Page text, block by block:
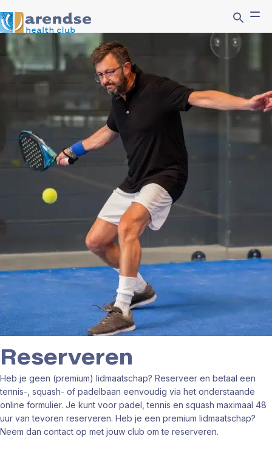
Reserveren
Heb je geen (premium) lidmaatschap? Reserveer en betaal een
tennis-, squash- of padelbaan eenvoudig via het onderstaande
online formulier. Je kunt voor padel, tennis en squash maximaal 48
uur van tevoren reserveren. Heb je een premium lidmaatschap?
Neem dan contact op met jouw club om te reserveren.